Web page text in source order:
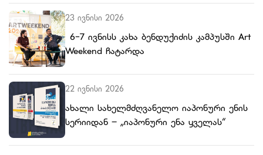
23 ივნისი 2026
6-7 ივნისს კახა ბენდუქიძის კამპუსში Art
Weekend ჩატარდა
22 ივნისი 2026
ახალი სახელმძღვანელო იაპონური ენის
სერიიდან – „იაპონური ენა ყველას“